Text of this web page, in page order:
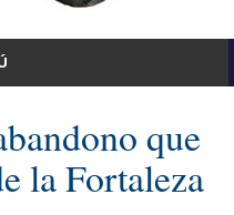
que
la Fortaleza